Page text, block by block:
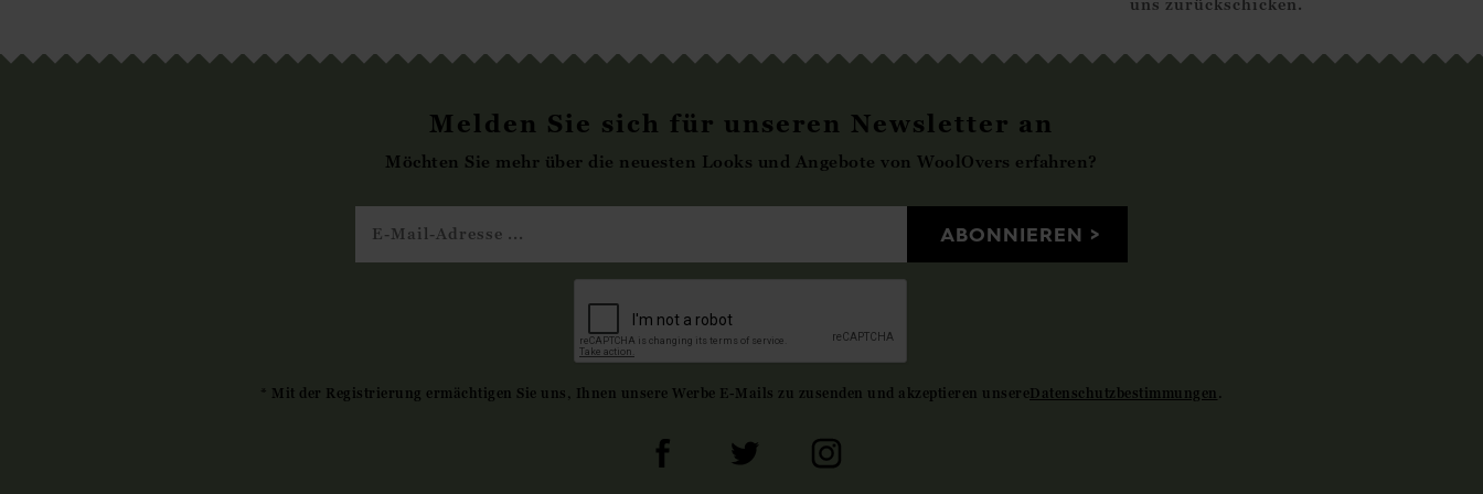
Melden Sie sich für unseren Newsletter an
Möchten Sie mehr über die neuesten Looks und Angebote von WoolOvers erfahren?
ABONNIEREN
* Mit der Registrierung ermächtigen Sie uns, Ihnen unsere Werbe E-Mails zu zusenden und akzeptieren unsereDatenschutzbestimmungen .